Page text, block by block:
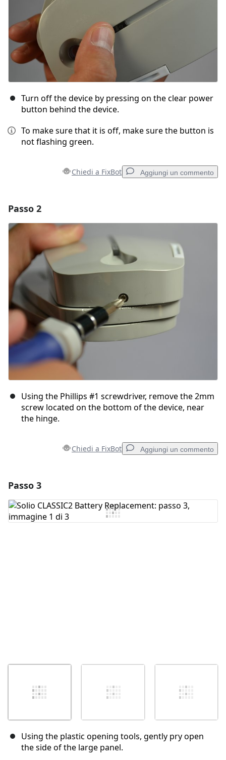
Turn off the device by pressing on the clear power
button behind the device.
To make sure that it is off, make sure the button is
not flashing green.
Chiedi a FixBot Aggiungi un commento
Aggiungi Commento
Passo 2
Using the Phillips #1 screwdriver, remove the 2mm
screw located on the bottom of the device, near
the hinge.
Chiedi a FixBot Aggiungi un commento
Aggiungi Commento
Passo 3
Using the plastic opening tools, gently pry open
the side of the large panel.